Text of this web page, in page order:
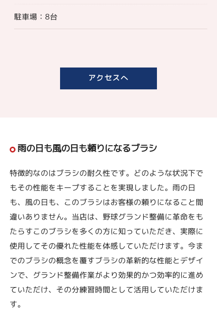
駐車場：8台
アクセスへ
雨の日も風の日も頼りになるブラシ
特徴的なのはブラシの耐久性です。どのような状況下で
もその性能をキープすることを実現しました。雨の日
も、風の日も、このブラシはお客様の頼りになること間
違いありません。当店は、野球グランド整備に革命をも
たらすこのブラシを多くの方に知っていただき、実際に
使用してその優れた性能を体感していただけます。今ま
でのブラシの概念を覆すブラシの革新的な性能とデザイ
ンで、グランド整備作業がより効果的かつ効率的に進め
ていただけ、その分練習時間として活用していただけま
す。